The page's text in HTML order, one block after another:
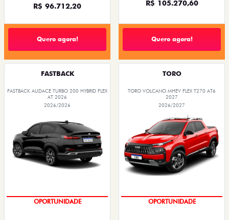
R$ 96.712,20
Quero agora!
R$ 105.270,60
Quero agora!
FASTBACK
FASTBACK AUDACE TURBO 200 HYBRID FLEX
AT 2026
2026/2026
PREÇOS REDUZIDOS
TORO
TORO VOLCANO MHEV FLEX T270 AT6
2027
2026/2027
PREÇOS REDUZIDOS